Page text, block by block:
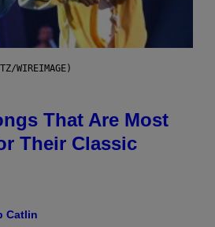
WIREIMAGE)
That Are Most
Their Classic
Catlin